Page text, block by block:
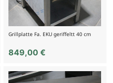
Grillplatte Fa. EKU geriffeltt 40 cm
849,00€